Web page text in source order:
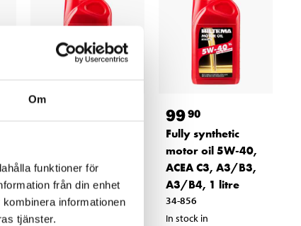
Om
funktioner för
från din enhet
informationen
tjänster.
ACEA A3/B3,
A3/B4, 1 litre
34-878
In stock in
9990
Fully synthetic
motor oil 5W-40,
ACEA C3, A3/B3,
A3/B4, 1 litre
34-856
In stock in